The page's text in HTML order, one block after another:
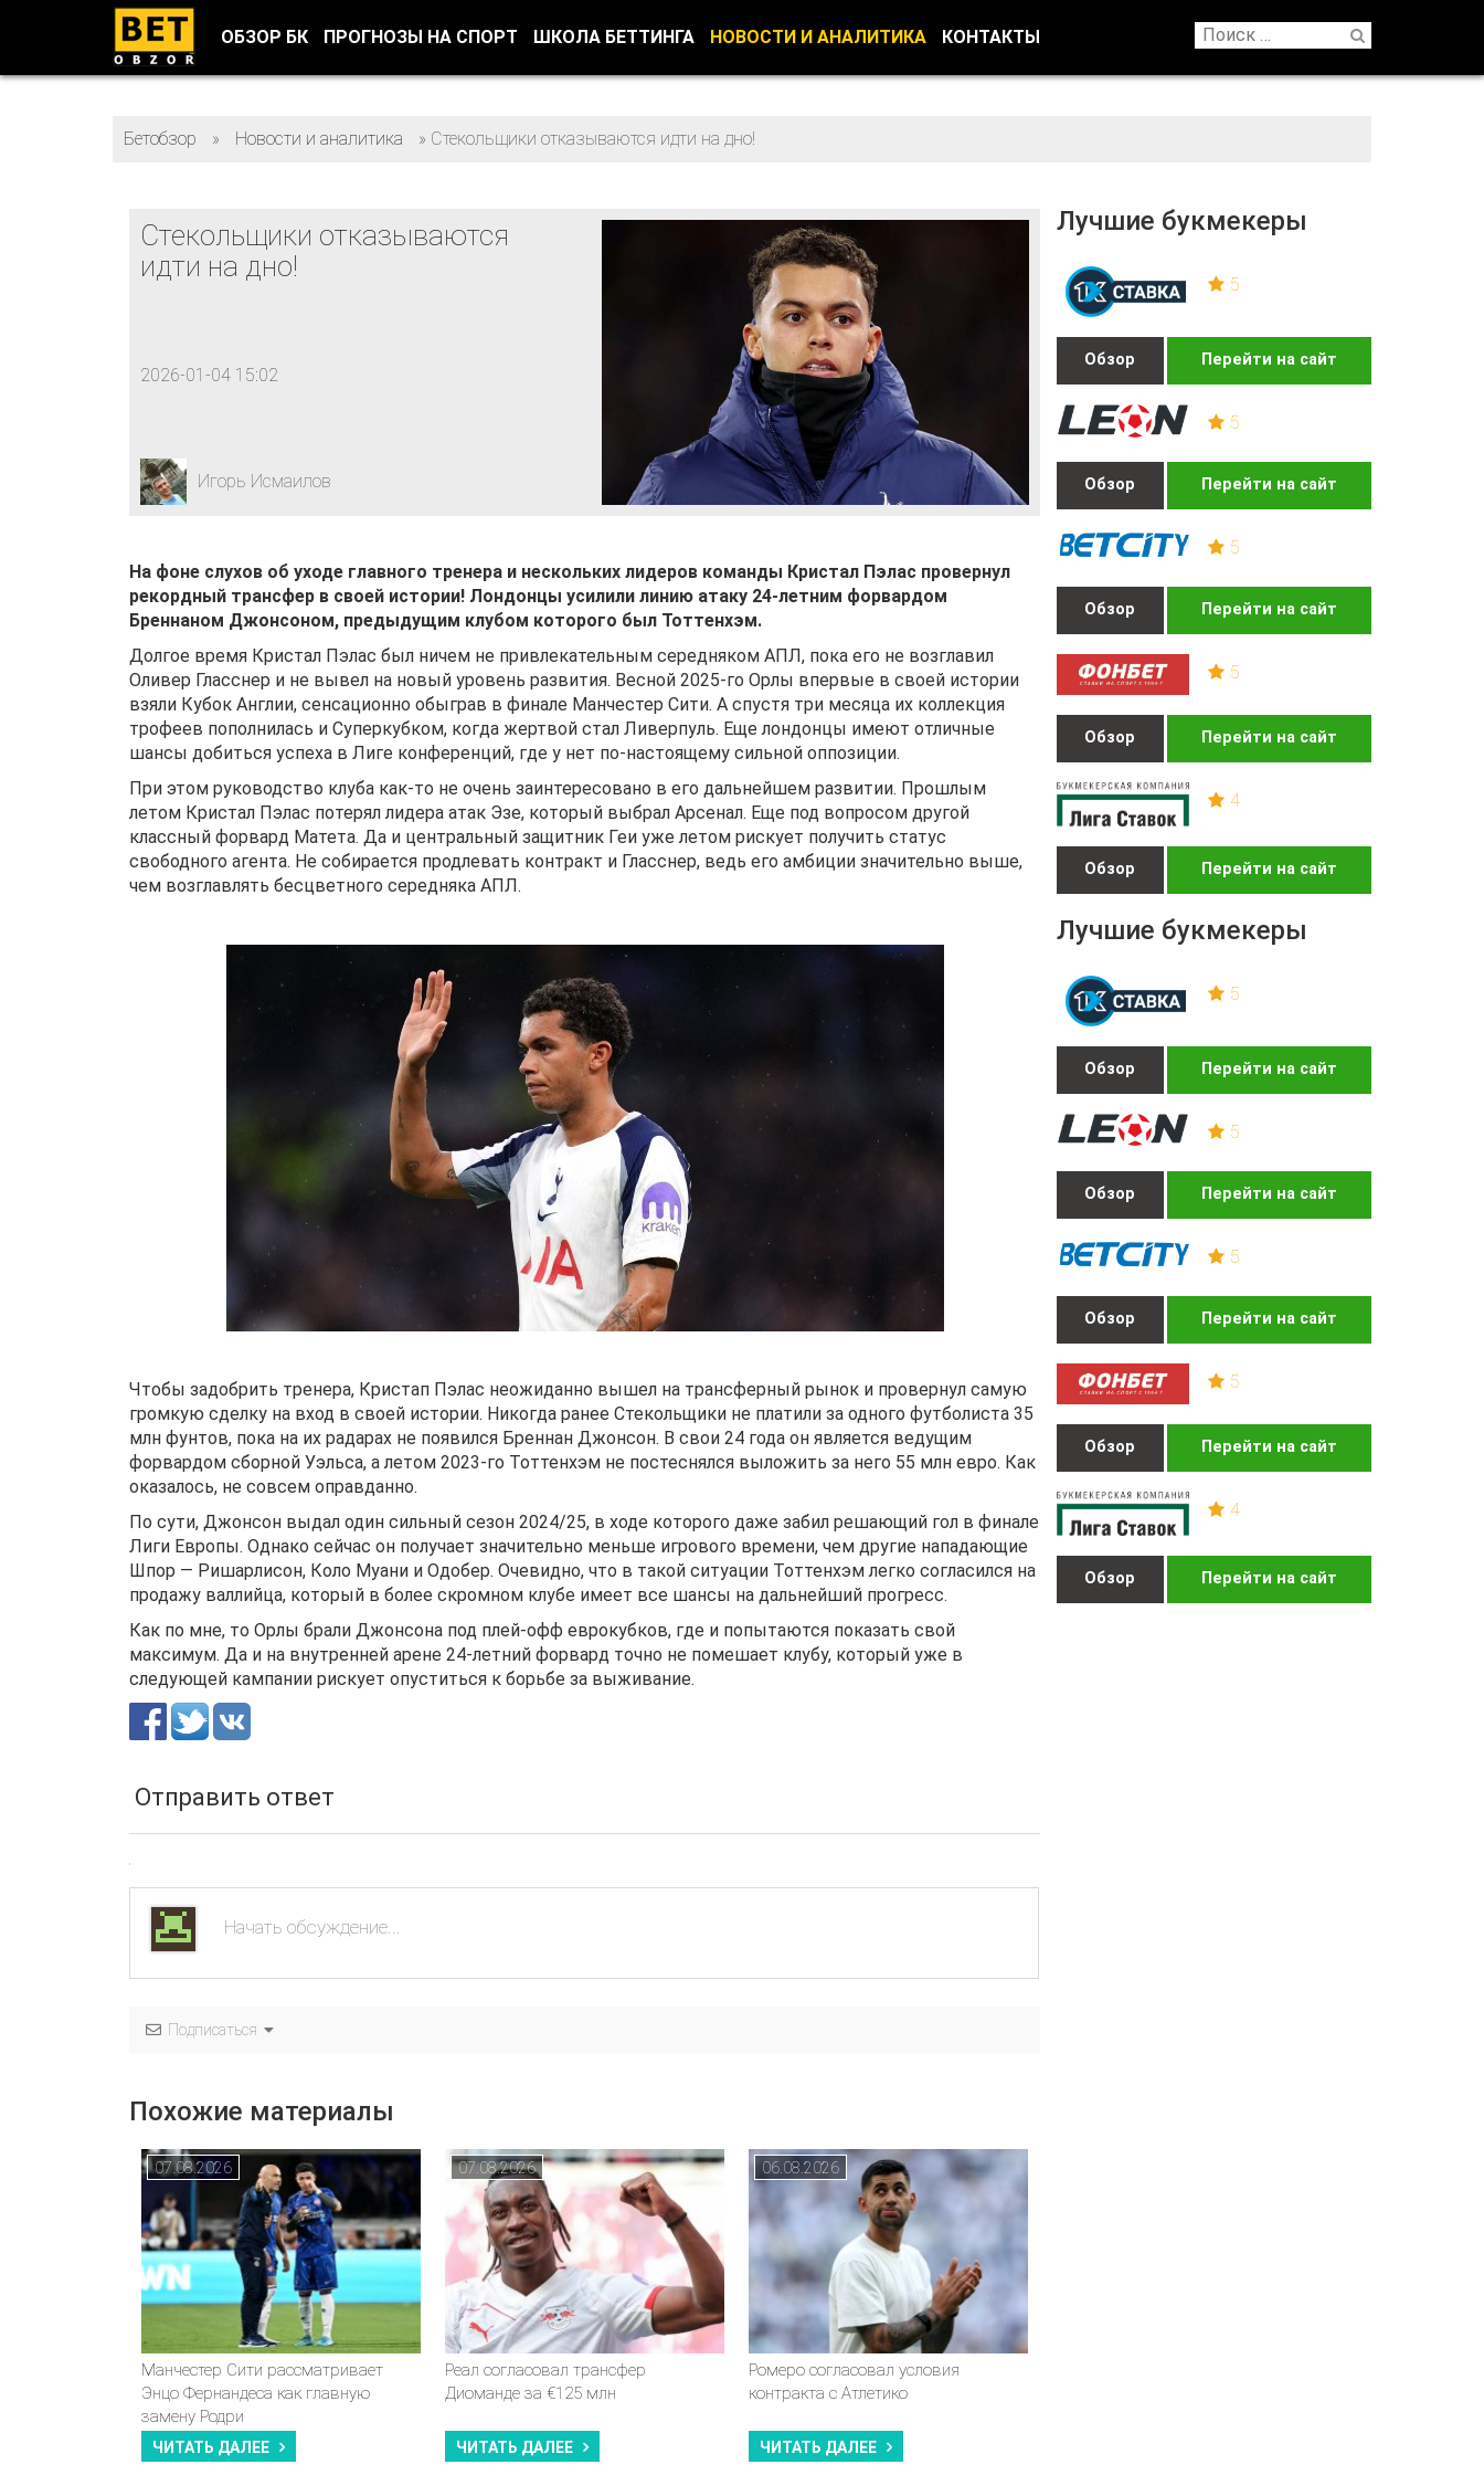
ОБЗОР БК ПРОГНОЗЫ НА СПОРТ ШКОЛА БЕТТИНГА НОВОСТИ И АНАЛИТИКА КОНТАКТЫ
Бетобзор » Новости и аналитика » Стекольщики отказываются идти на дно!
Лучшие букмекеры
5
Обзор Перейти на сайт
5
Обзор Перейти на сайт
5
Обзор Перейти на сайт
5
Обзор Перейти на сайт
4
Обзор Перейти на сайт
Лучшие букмекеры
5
Обзор Перейти на сайт
5
Обзор Перейти на сайт
5
Обзор Перейти на сайт
5
Обзор Перейти на сайт
4
Обзор Перейти на сайт
Стекольщики отказываются
идти на дно!
2026-01-04 15:02
Игорь Исмаилов
На фоне слухов об уходе главного тренера и нескольких лидеров команды Кристал Пэлас провернул
рекордный трансфер в своей истории! Лондонцы усилили линию атаку 24-летним форвардом
Бреннаном Джонсоном, предыдущим клубом которого был Тоттенхэм.
Долгое время Кристал Пэлас был ничем не привлекательным середняком АПЛ, пока его не возглавил
Оливер Гласснер и не вывел на новый уровень развития. Весной 2025-го Орлы впервые в своей истории
взяли Кубок Англии, сенсационно обыграв в финале Манчестер Сити. А спустя три месяца их коллекция
трофеев пополнилась и Суперкубком, когда жертвой стал Ливерпуль. Еще лондонцы имеют отличные
шансы добиться успеха в Лиге конференций, где у нет по-настоящему сильной оппозиции.
При этом руководство клуба как-то не очень заинтересовано в его дальнейшем развитии. Прошлым
летом Кристал Пэлас потерял лидера атак Эзе, который выбрал Арсенал. Еще под вопросом другой
классный форвард Матета. Да и центральный защитник Геи уже летом рискует получить статус
свободного агента. Не собирается продлевать контракт и Гласснер, ведь его амбиции значительно выше,
чем возглавлять бесцветного середняка АПЛ.
Чтобы задобрить тренера, Кристап Пэлас неожиданно вышел на трансферный рынок и провернул самую
громкую сделку на вход в своей истории. Никогда ранее Стекольщики не платили за одного футболиста 35
млн фунтов, пока на их радарах не появился Бреннан Джонсон. В свои 24 года он является ведущим
форвардом сборной Уэльса, а летом 2023-го Тоттенхэм не постеснялся выложить за него 55 млн евро. Как
оказалось, не совсем оправданно.
По сути, Джонсон выдал один сильный сезон 2024/25, в ходе которого даже забил решающий гол в финале
Лиги Европы. Однако сейчас он получает значительно меньше игрового времени, чем другие нападающие
Шпор — Ришарлисон, Коло Муани и Одобер. Очевидно, что в такой ситуации Тоттенхэм легко согласился на
продажу валлийца, который в более скромном клубе имеет все шансы на дальнейший прогресс.
Как по мне, то Орлы брали Джонсона под плей-офф еврокубков, где и попытаются показать свой
максимум. Да и на внутренней арене 24-летний форвард точно не помешает клубу, который уже в
следующей кампании рискует опуститься к борьбе за выживание.
Отправить ответ
Подписаться
Похожие материалы
07.08.2026
Манчестер Сити рассматривает
Энцо Фернандеса как главную
замену Родри
ЧИТАТЬ ДАЛЕЕ
07.08.2026
Реал согласовал трансфер
Диоманде за €125 млн
ЧИТАТЬ ДАЛЕЕ
06.08.2026
Ромеро согласовал условия
контракта с Атлетико
ЧИТАТЬ ДАЛЕЕ